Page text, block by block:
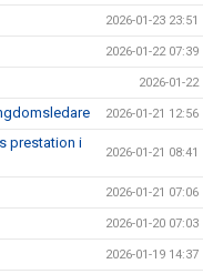
2026-01-23 23:51
2026-01-22 07:39
2026-01-22
2026-01-21 12:56
prestation i
2026-01-21 08:41
2026-01-21 07:06
2026-01-20 07:03
2026-01-19 14:37